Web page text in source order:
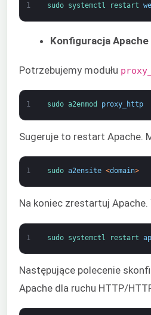
1 sudo systemctl restart
Konfiguracja Apache
Potrzebujemy modułu
1 sudo a2enmod proxy_http
Sugeruje to restart Apache.
1 sudo a2ensite <domain>
Na koniec zrestartuj
1 sudo systemctl restart
Następujące polecenie
Apache dla ruchu HTTP/